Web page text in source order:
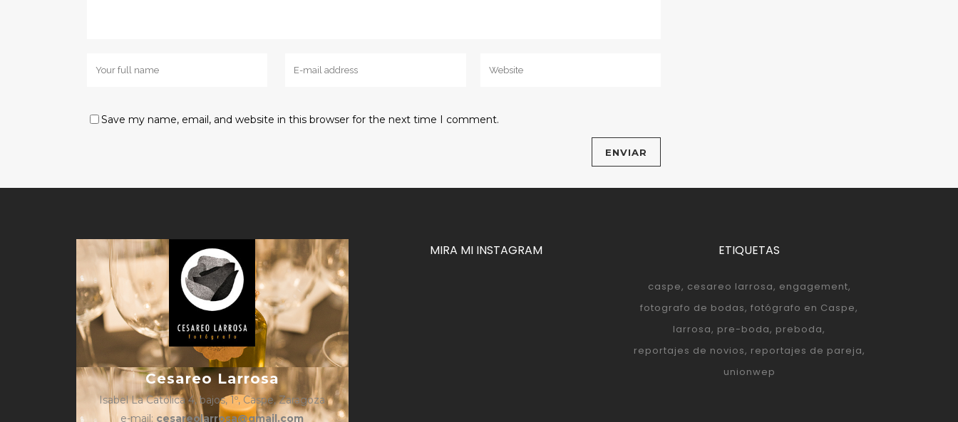
Save my name, email, and website in this browser for the next time I comment.
Cesareo Larrosa
Isabel La Católica 4, bajos, 1º, Caspe, Zaragoza
e-mail: cesareolarrosa@gmail.com
MIRA MI INSTAGRAM ETIQUETAS
caspe cesareo larrosa engagement
fotografo de bodas fotógrafo en Caspe
larrosa pre-boda preboda
reportajes de novios reportajes de pareja
unionwep